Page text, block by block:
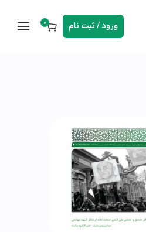
ورود / ثبت نام 0